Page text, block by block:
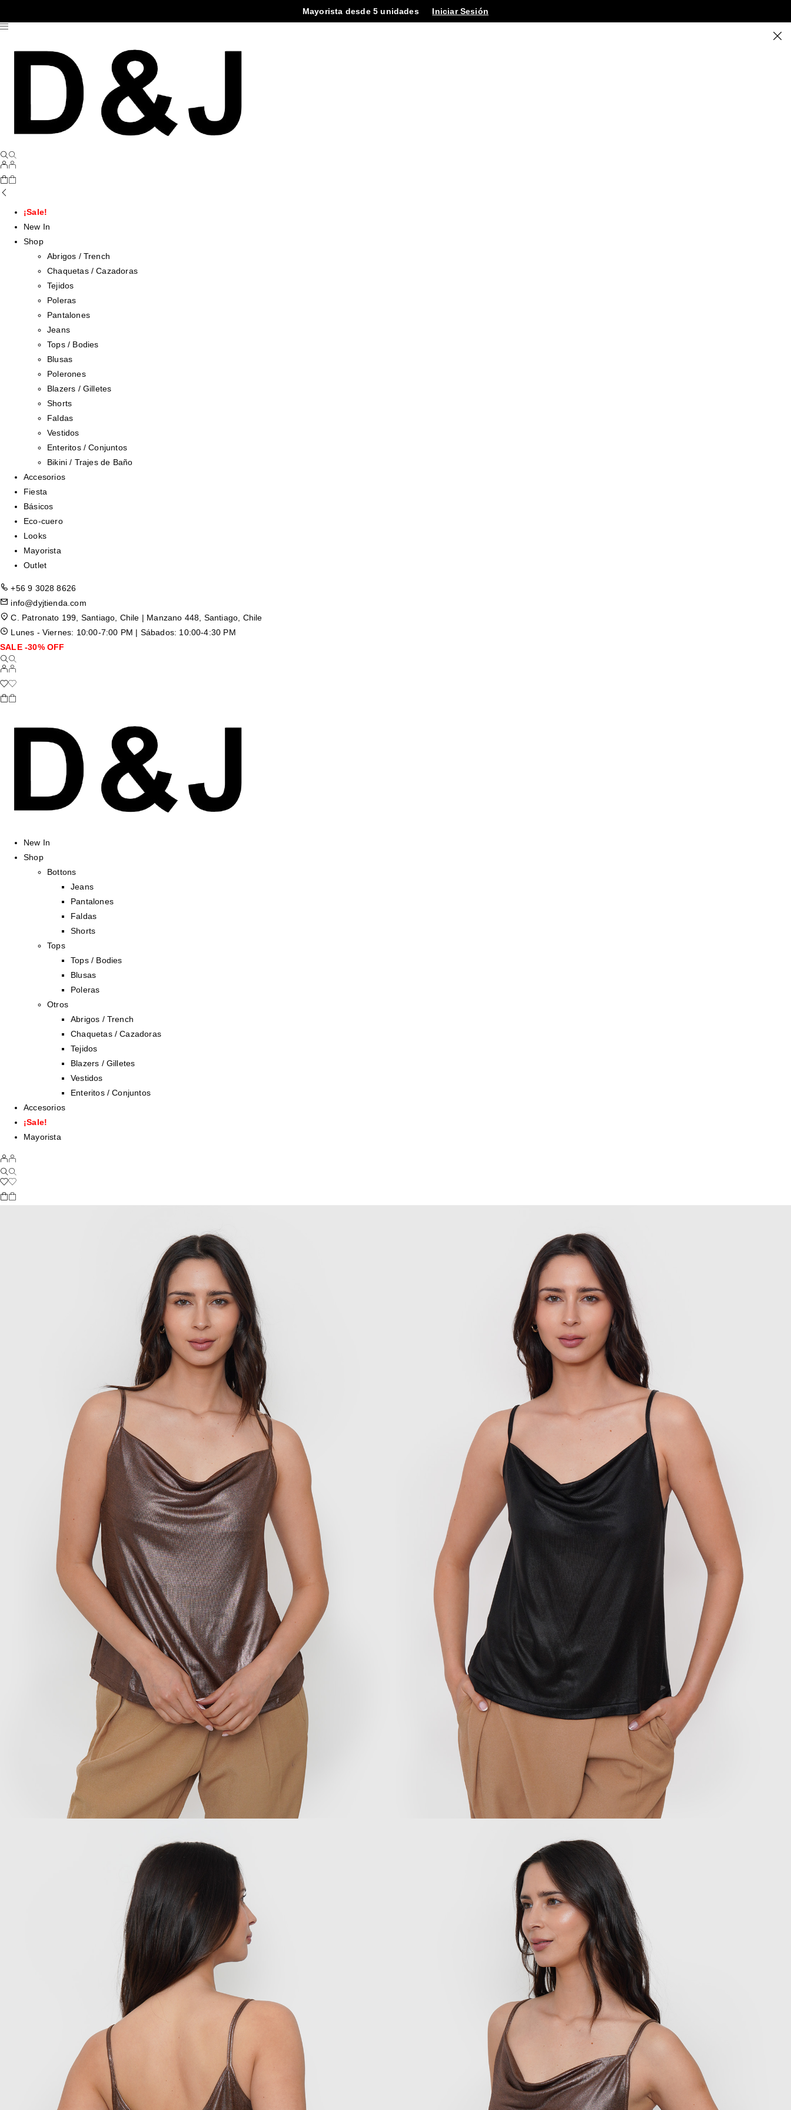
Mayorista desde 5 unidades Iniciar Sesión
¡Sale!
New In
Shop
Abrigos / Trench
Chaquetas / Cazadoras
Tejidos
Poleras
Pantalones
Jeans
Tops / Bodies
Blusas
Polerones
Blazers / Gilletes
Shorts
Faldas
Vestidos
Enteritos / Conjuntos
Bikini / Trajes de Baño
Accesorios
Fiesta
Básicos
Eco-cuero
Looks
Mayorista
Outlet
+56 9 3028 8626
info@dyjtienda.com
C. Patronato 199, Santiago, Chile | Manzano 448, Santiago, Chile
Lunes - Viernes: 10:00-7:00 PM | Sábados: 10:00-4:30 PM
SALE -30% OFF
New In
Shop
Bottons
Jeans
Pantalones
Faldas
Shorts
Tops
Tops / Bodies
Blusas
Poleras
Otros
Abrigos / Trench
Chaquetas / Cazadoras
Tejidos
Blazers / Gilletes
Vestidos
Enteritos / Conjuntos
Accesorios
¡Sale!
Mayorista